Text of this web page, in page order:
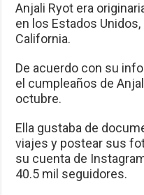
Anjali Ryot era
en los Estados
California.
De acuerdo con su
el cumpleaños de
octubre.
Ella gustaba de
viajes y postear sus
su cuenta de
40.5 mil seguidores.